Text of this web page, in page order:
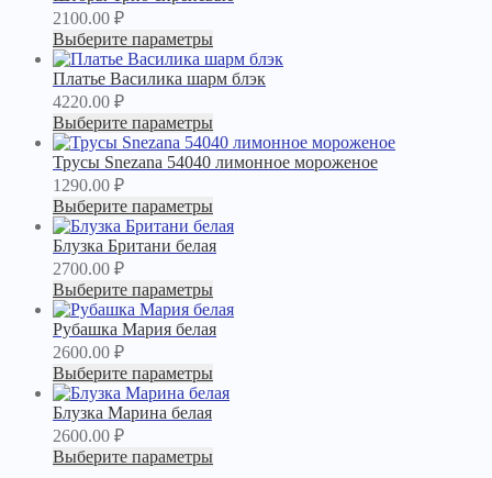
2100.00 ₽
Выберите параметры
Платье Василика шарм блэк
4220.00 ₽
Выберите параметры
Трусы Snezana 54040 лимонное мороженое
1290.00 ₽
Выберите параметры
Блузка Британи белая
2700.00 ₽
Выберите параметры
Рубашка Мария белая
2600.00 ₽
Выберите параметры
Блузка Марина белая
2600.00 ₽
Выберите параметры